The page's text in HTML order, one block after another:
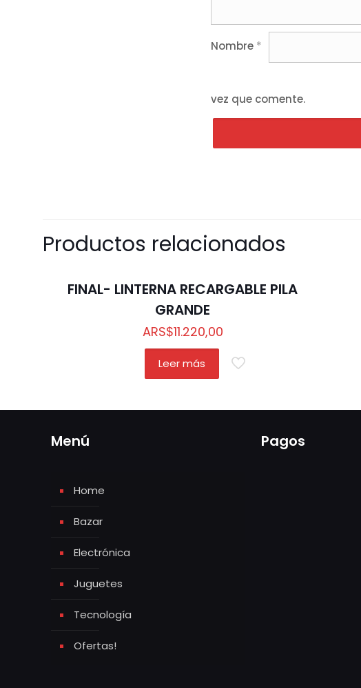
Nombre *
vez que comente.
Productos relacionados
FINAL- LINTERNA RECARGABLE PILA
GRANDE
ARS$11.220,00
Leer más
Menú
Home
Bazar
Electrónica
Juguetes
Tecnología
Ofertas!
Pagos